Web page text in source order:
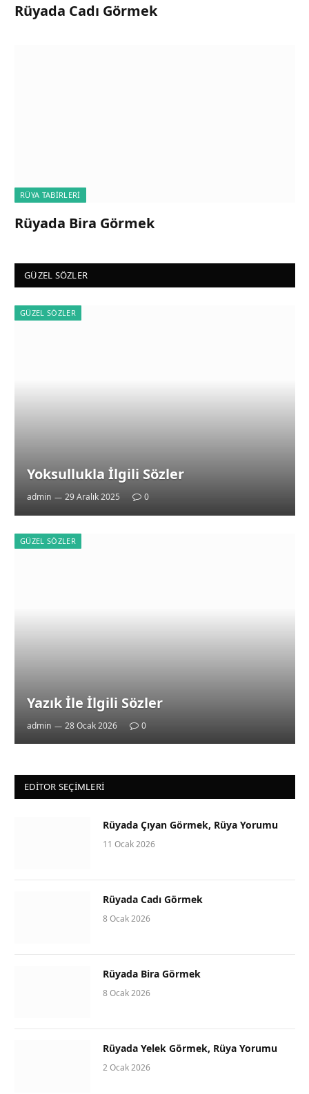
Rüyada Cadı Görmek
RÜYA TABIRLERI
Rüyada Bira Görmek
GÜZEL SÖZLER
GÜZEL SÖZLER
Yoksullukla İlgili Sözler
admin 29 Aralık 2025 0
GÜZEL SÖZLER
Yazık İle İlgili Sözler
admin 28 Ocak 2026 0
EDITOR SEÇIMLERI
Rüyada Çıyan Görmek, Rüya Yorumu
11 Ocak 2026
Rüyada Cadı Görmek
8 Ocak 2026
Rüyada Bira Görmek
8 Ocak 2026
Rüyada Yelek Görmek, Rüya Yorumu
2 Ocak 2026